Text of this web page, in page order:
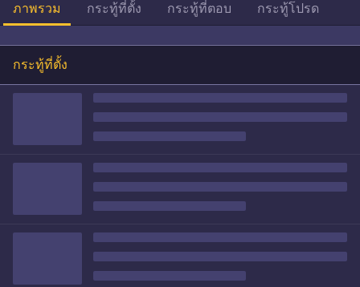
ภาพรวม กระทู้ที่ตั้ง กระทู้ที่ตอบ กระทู้โปรด
กระทู้ที่ตั้ง